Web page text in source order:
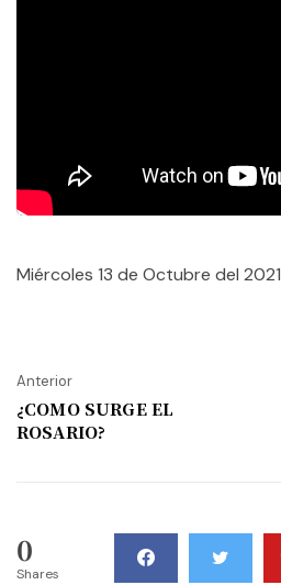
Miércoles 13 de Octubre del 2021
Anterior
¿COMO SURGE EL
ROSARIO?
0
Shares